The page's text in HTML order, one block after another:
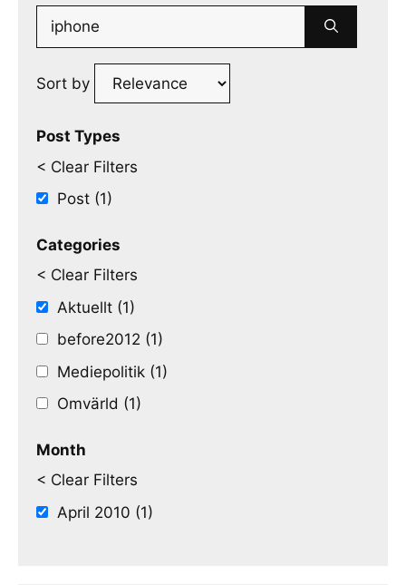
Search
for:
Sort by
Post Types
< Clear Filters
Post (1)
Categories
< Clear Filters
Aktuellt (1)
before2012 (1)
Mediepolitik (1)
Omvärld (1)
Month
< Clear Filters
April 2010 (1)